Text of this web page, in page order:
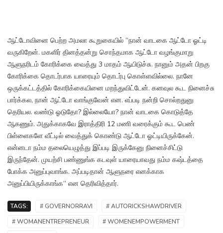
ஆட்டோவினை பெற்ற அமலா கூறுகையில் ”நான் வாடகை ஆட்டோ ஓட்டி
வருகிறேன். மகளிர் தினத்தன்று சொந்தமாக ஆட்டோ வழங்குமாறு
ஆளுநரிடம் கோரிக்கை வைத்து 3 மாதம் ஆயிடுச்சு. நானும் அதன் பிறகு
கோரிக்கை தொடர்பாக யாரையும் தொடர்பு கொள்ளவில்லை. நானே
ஒருக்கட்டத்தில் கோரிக்கையினை மறந்துவிட்டேன். கனவுல கூட நினைச்சு
பார்க்கல, நான் ஆட்டோ வாங்குவேன் என. எப்படி நன்றி சொல்றதுனு
தெரியல. வண்டு ஓடுதோ? இல்லையோ? நான் வாடகை கொடுத்தே
ஆகணும். அதுக்காகவே இராத்திரி 12 மணி வரைக்கும் கூட பெண்
பிள்ளைகளே வீட்டில் வைத்துக் கொண்டு ஆட்டோ ஓட்டியிருக்கேன்.
என்னடா நம்ம தலையெழுத்து இப்படி இருக்கேனு நினைச்சிட்டு
இருந்தேன். முயற்சி பண்ணுங்க கடவுள் யாரையாவது நம்ம கஷ்டத்தை
போக்க அனுப்புவாங்க. அப்படிதான் ஆளுநரை எனக்காக
அனுப்பியிருக்காங்க” என தெரிவித்தார்.
TAGS: # GOVERNORRAVI
# AUTORICKSHAWDRIVER
# WOMANENTREPRENEUR
# WOMENEMPOWERMENT